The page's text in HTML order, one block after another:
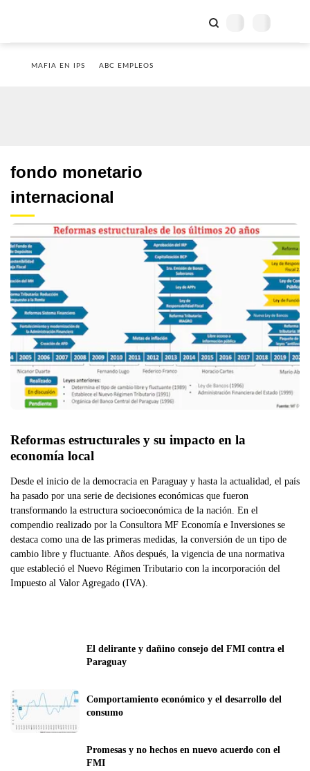
MAFIA EN IPS ABC EMPLEOS
fondo monetario
internacional
Reformas estructurales y su impacto en la
economía local
Desde el inicio de la democracia en Paraguay y hasta la actualidad, el país
ha pasado por una serie de decisiones económicas que fueron
transformando la estructura socioeconómica de la nación. En el
compendio realizado por la Consultora MF Economía e Inversiones se
destaca como una de las primeras medidas, la conversión de un tipo de
cambio libre y fluctuante. Años después, la vigencia de una normativa
que estableció el Nuevo Régimen Tributario con la incorporación del
Impuesto al Valor Agregado (IVA).
El delirante y dañino consejo del FMI contra el
Paraguay
Comportamiento económico y el desarrollo del
consumo
Promesas y no hechos en nuevo acuerdo con el
FMI